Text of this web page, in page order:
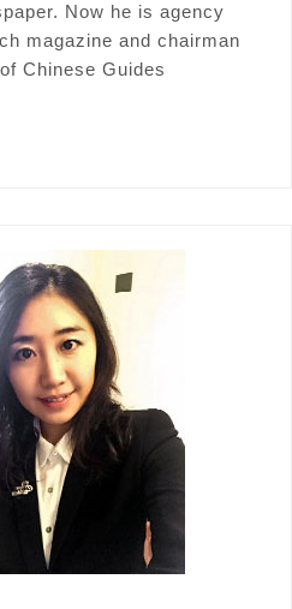
Now he is agency
magazine and chairman
Chinese Guides